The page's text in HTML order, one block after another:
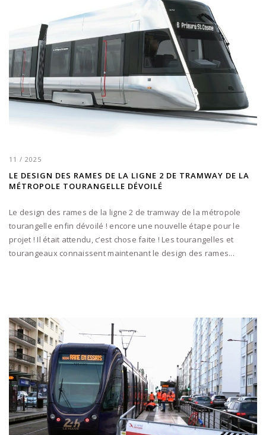
11 / 2025
LE DESIGN DES RAMES DE LA LIGNE 2 DE TRAMWAY DE LA
MÉTROPOLE TOURANGELLE DÉVOILÉ
Le design des rames de la ligne 2 de tramway de la métropole
tourangelle enfin dévoilé ! encore une nouvelle étape pour le
projet ! Il était attendu, c’est chose faite ! Les tourangelles et
tourangeaux connaissent maintenant le design des rames...